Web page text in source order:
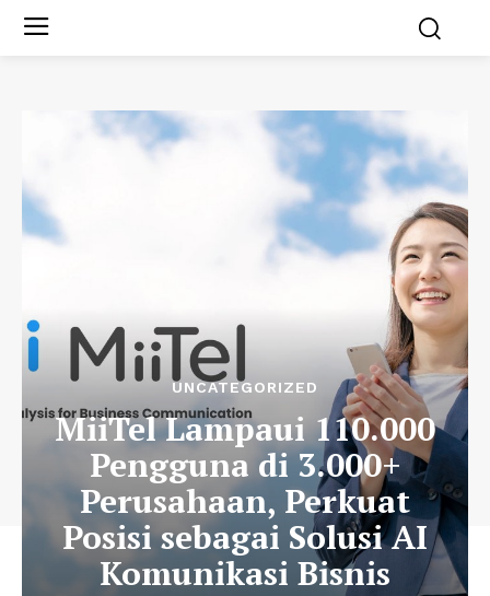
UNCATEGORIZED
MiiTel Lampaui 110.000
Pengguna di 3.000+
Perusahaan, Perkuat
Posisi sebagai Solusi AI
Komunikasi Bisnis